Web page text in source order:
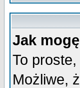
Jak
To
Możliwe,